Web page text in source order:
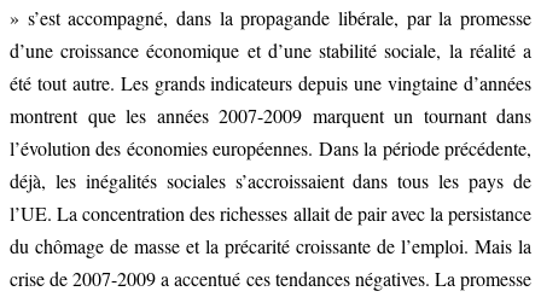
» s’est accompagné, dans la propagande libérale, par la promesse
d’une croissance économique et d’une stabilité sociale, la réalité a
été tout autre. Les grands indicateurs depuis une vingtaine d’années
montrent que les années 2007-2009 marquent un tournant dans
l’évolution des économies européennes. Dans la période précédente,
déjà, les inégalités sociales s’accroissaient dans tous les pays de
l’UE. La concentration des richesses allait de pair avec la persistance
du chômage de masse et la précarité croissante de l’emploi. Mais la
crise de 2007-2009 a accentué ces tendances négatives. La promesse